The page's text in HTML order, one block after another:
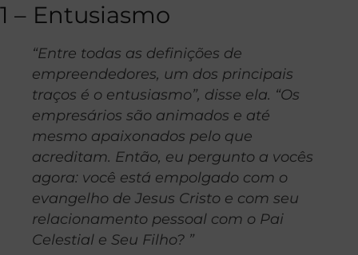
1 – Entusiasmo
“Entre todas as definições de
empreendedores, um dos principais
traços é o entusiasmo”, disse ela. “Os
empresários são animados e até
mesmo apaixonados pelo que
acreditam. Então, eu pergunto a vocês
agora: você está empolgado com o
evangelho de Jesus Cristo e com seu
relacionamento pessoal com o Pai
Celestial e Seu Filho? ”